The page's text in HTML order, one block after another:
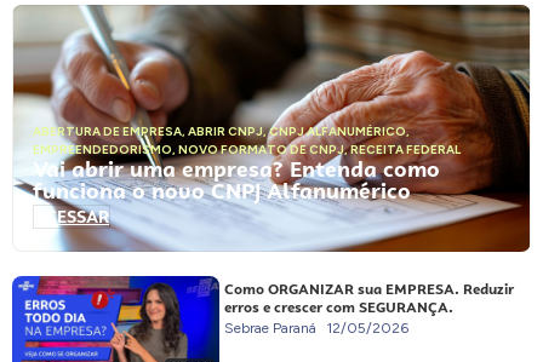
ABERTURA DE EMPRESA, ABRIR CNPJ,CNPJ ALFANUMÉRICO,
EMPREENDEDORISMO, NOVO FORMATO DE CNPJ,RECEITA FEDERAL
Vai abrir uma empresa? Entenda como
funciona o novo CNPJ Alfanumérico
ACESSAR
Como ORGANIZAR sua EMPRESA. Reduzir
erros e crescer com SEGURANÇA.
Sebrae Paraná 12/05/2026